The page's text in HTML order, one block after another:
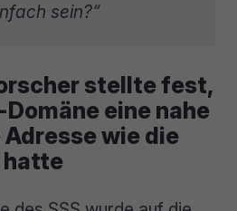
sein?“
stellte fest,
eine nahe
wie die
hatte